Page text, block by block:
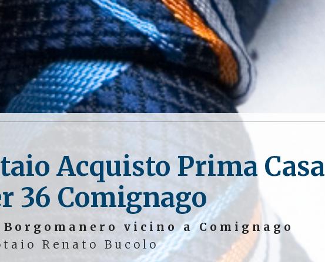
Acquisto Prima Casa
36 Comignago
vicino a Comignago
Renato Bucolo